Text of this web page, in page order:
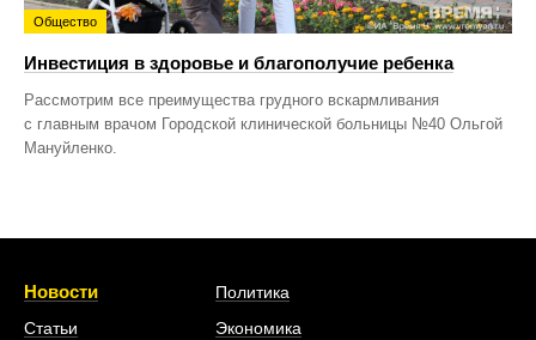
Общество
Инвестиция в здоровье и благополучие ребенка
Рассмотрим все преимущества грудного вскармливания
с главным врачом Городской клинической больницы №40 Ольгой
Мануйленко.
Новости
Статьи
Политика
Экономика